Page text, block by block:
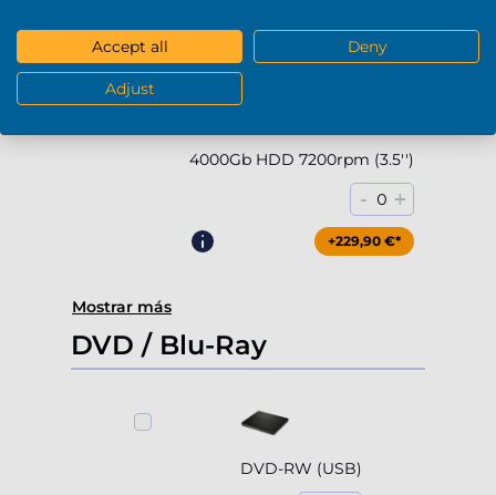
+169,90 €*
4000Gb HDD 7200rpm (3.5'')
- 0 +
+229,90 €*
Mostrar más
DVD / Blu-Ray
DVD-RW (USB)
Accept all Deny
Adjust